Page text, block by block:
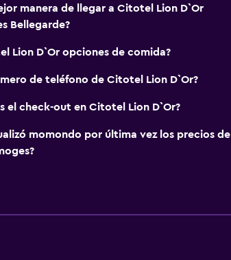
manera de llegar a Citotel Lion D`Or
Bellegarde?
Lion D`Or opciones de comida?
de teléfono de Citotel Lion D`Or?
el check-out en Citotel Lion D`Or?
momondo por última vez los precios de